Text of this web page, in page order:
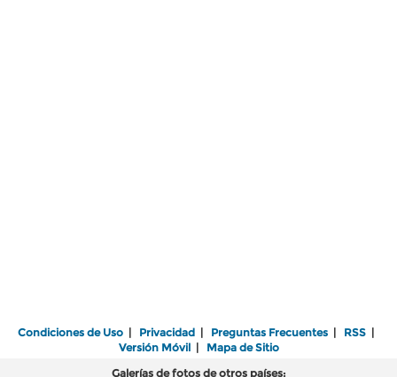
Condiciones de Uso | Privacidad | Preguntas Frecuentes | RSS |
Versión Móvil| Mapa de Sitio
Galerías de fotos de otros países: